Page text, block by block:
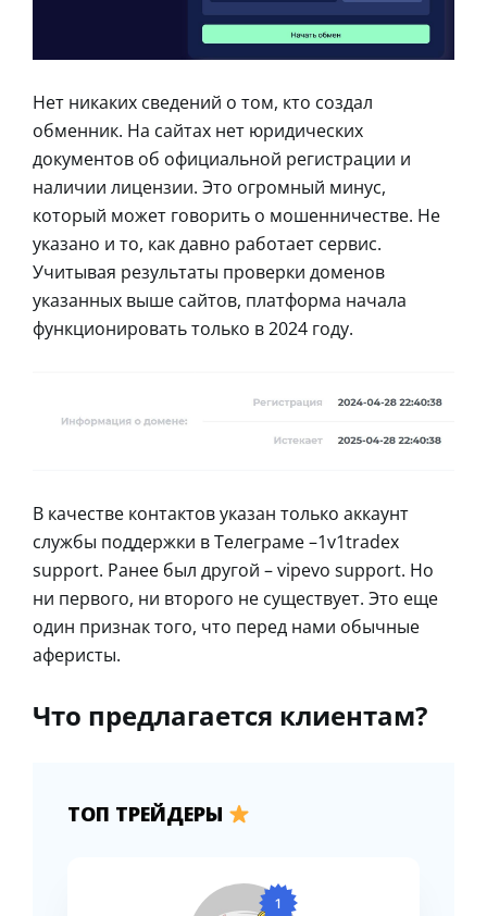
Нет никаких сведений о том, кто создал
обменник. На сайтах нет юридических
документов об официальной регистрации и
наличии лицензии. Это огромный минус,
который может говорить о мошенничестве. Не
указано и то, как давно работает сервис.
Учитывая результаты проверки доменов
указанных выше сайтов, платформа начала
функционировать только в 2024 году.
В качестве контактов указан только аккаунт
службы поддержки в Телеграме –1v1tradex
support. Ранее был другой – vipevo support. Но
ни первого, ни второго не существует. Это еще
один признак того, что перед нами обычные
аферисты.
Что предлагается клиентам?
ТОП ТРЕЙДЕРЫ
1